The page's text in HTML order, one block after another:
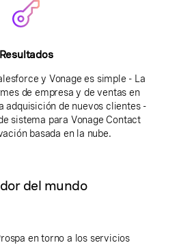
Resultados
y Vonage es simple - La
de empresa y de ventas en
adquisición de nuevos clientes -
sistema para Vonage Contact
basada en la nube.
del mundo
en torno a los servicios